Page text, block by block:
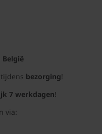
België
bezorging!
7 werkdagen!
via: